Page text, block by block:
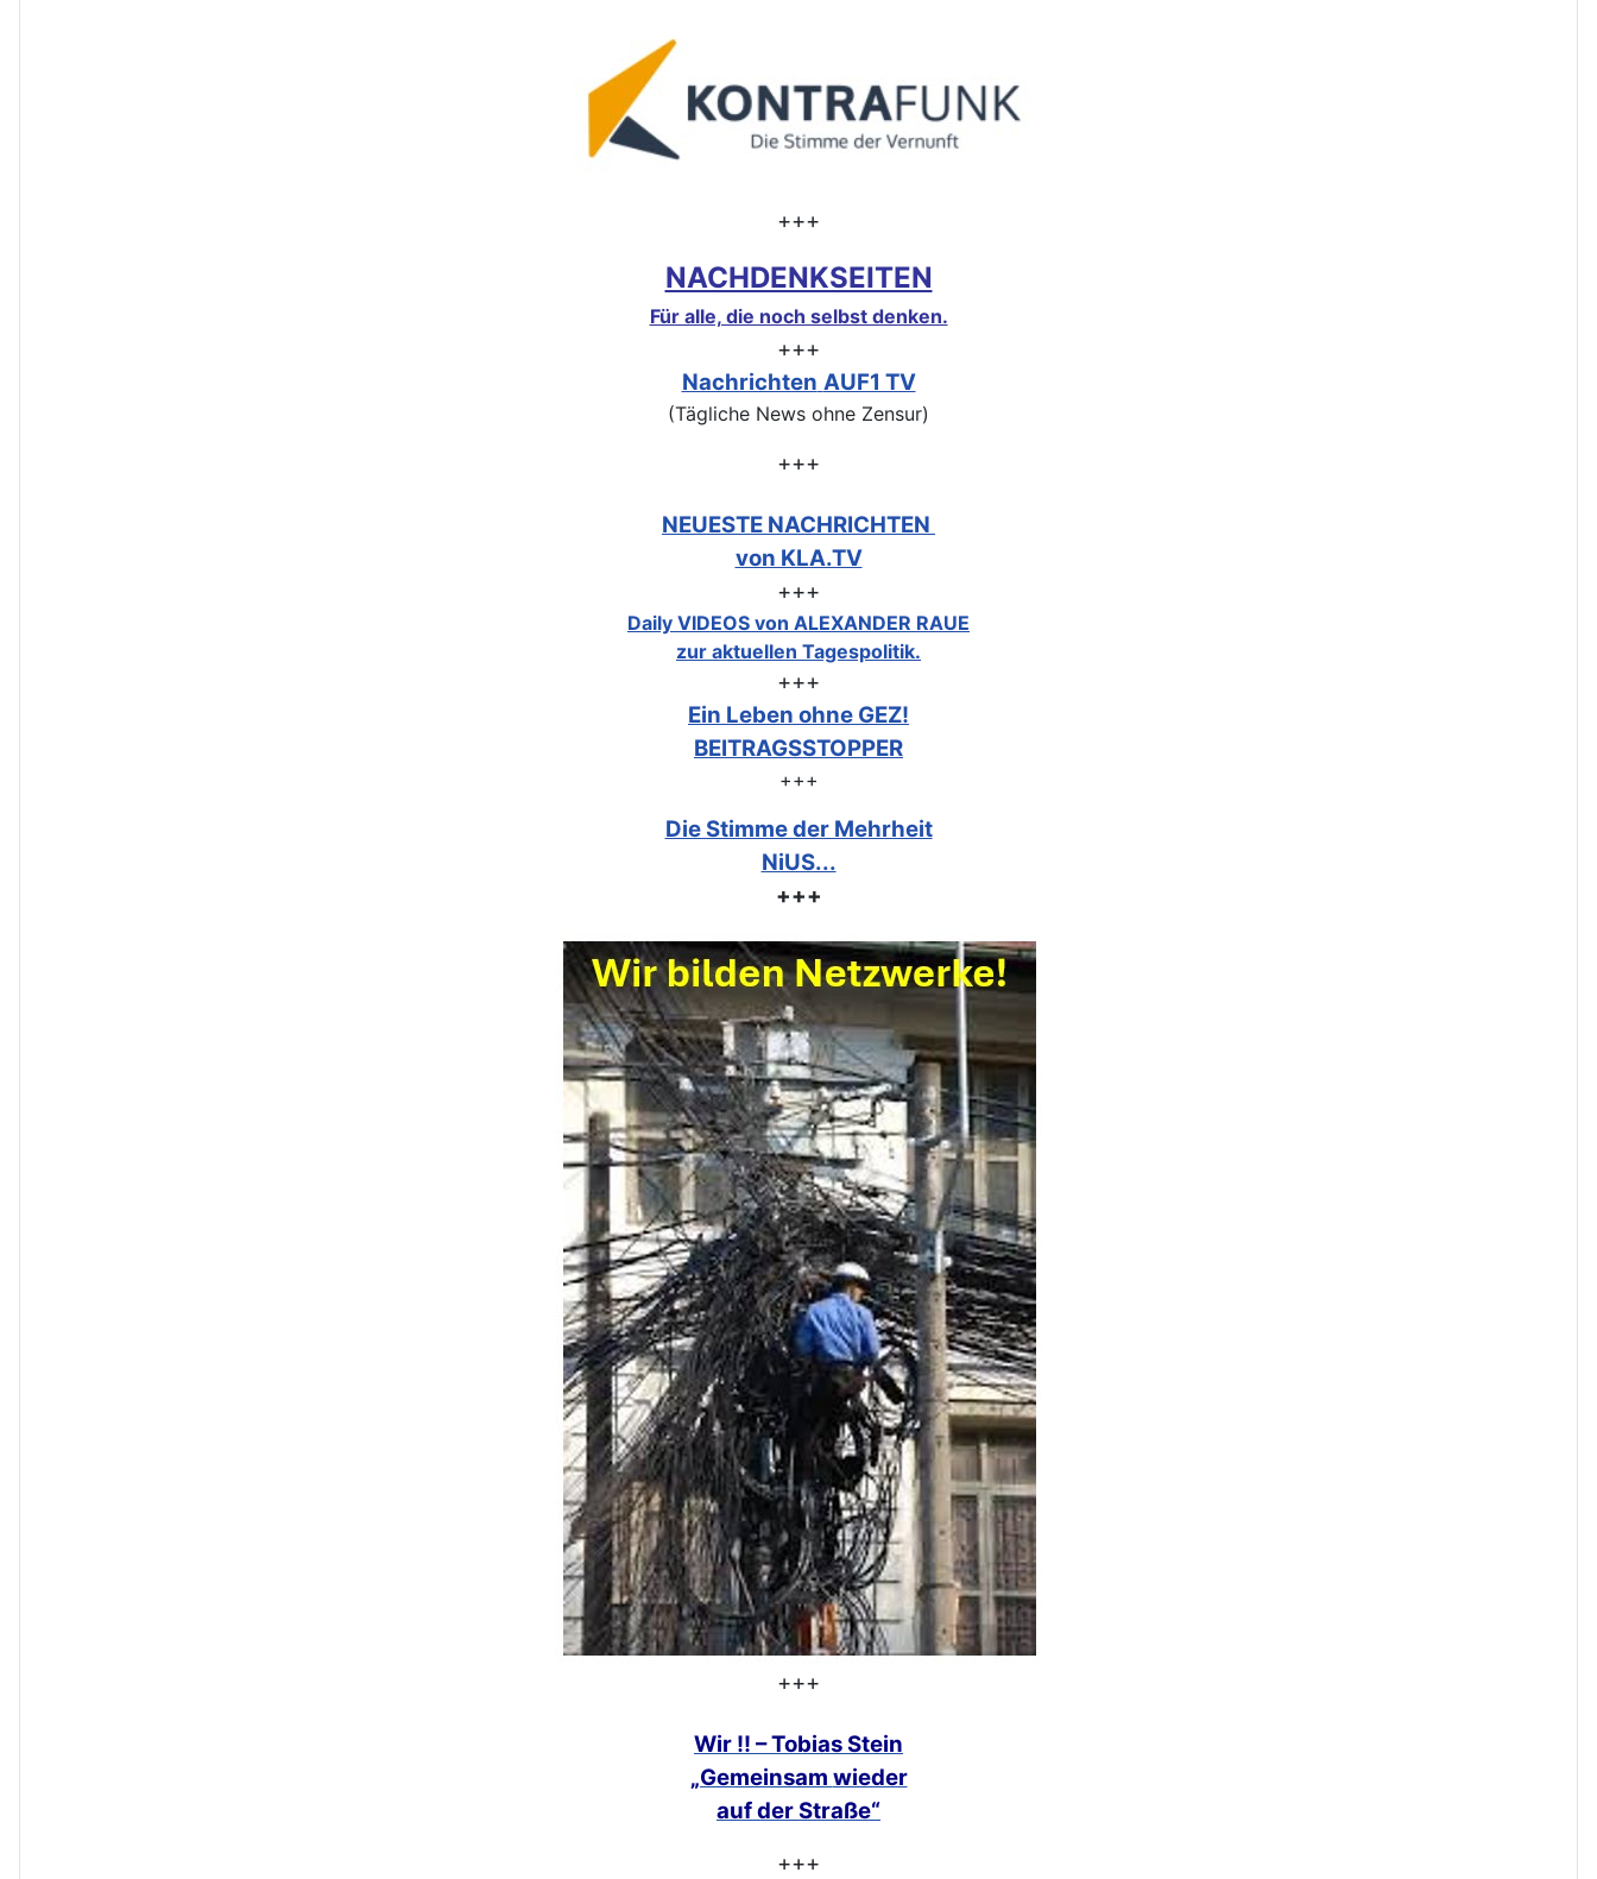
+++
NACHDENKSEITEN
Für alle, die noch selbst denken.
+++
Nachrichten AUF1 TV
(Tägliche News ohne Zensur)
+++
NEUESTE NACHRICHTEN
von KLA.TV
+++
Daily VIDEOS von ALEXANDER RAUE
zur aktuellen Tagespolitik.
+++
Ein Leben ohne GEZ!
BEITRAGSSTOPPER
+++
Die Stimme der Mehrheit
NiUS...
+++
+++
Wir !! – Tobias Stein
„Gemeinsam wieder
auf der Straße“
+++